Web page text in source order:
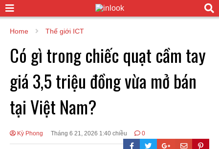
Home Thế giới ICT
Có gì trong chiếc quạt cầm tay
giá 3,5 triệu đồng vừa mở bán
tại Việt Nam?
Kỳ Phong Tháng 6 21, 2026 1:40 chiều 0